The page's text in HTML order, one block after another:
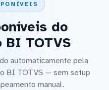
do
BI TOTVS
automaticamente pela
BI TOTVS — sem setup
manual.